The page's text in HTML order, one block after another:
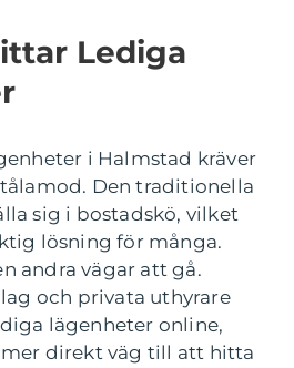
Lediga
i Halmstad kräver
Den traditionella
sig i bostadskö, vilket
lösning för många.
andra vägar att gå.
och privata uthyrare
lägenheter online,
direkt väg till att hitta